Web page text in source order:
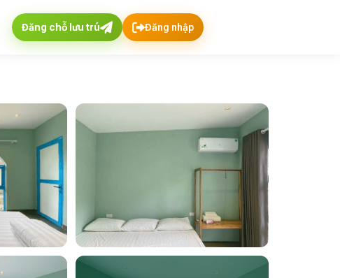
Đăng chỗ lưu trú Đăng nhập